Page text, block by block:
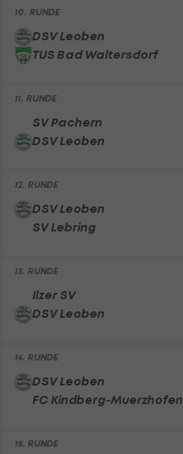
10. RUNDE
DSV Leoben
TUS Bad Waltersdorf
11. RUNDE
SV Pachern
DSV Leoben
12. RUNDE
DSV Leoben
SV Lebring
13. RUNDE
Ilzer SV
DSV Leoben
14. RUNDE
DSV Leoben
FC Kindberg-Muerzhofen
15. RUNDE